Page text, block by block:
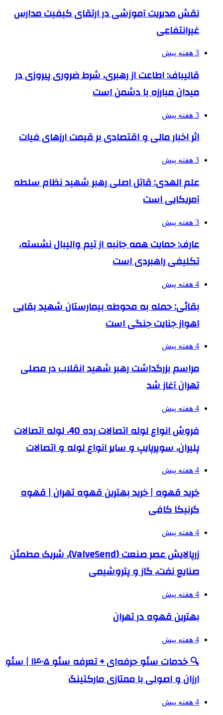
نقش مدیریت آموزشی در ارتقای کیفیت مدارس
غیرانتفاعی
3 هفته پیش
قالیباف: اطاعت از رهبری، شرط ضروری پیروزی در
میدان مبارزه با دشمن است
3 هفته پیش
اثر اخبار مالی و اقتصادی بر قیمت ارزهای فیات
3 هفته پیش
علم الهدی: قاتل اصلی رهبر شهید نظام سلطه
آمریکایی است
3 هفته پیش
عارف: حمایت همه جانبه از تیم والیبال نشسته،
تکلیفی راهبردی است
4 هفته پیش
بقائی: حمله به محوطه بیمارستان شهید بقایی
اهواز جنایت جنگی است
4 هفته پیش
مراسم بزرگداشت رهبر شهید انقلاب در مصلی
تهران آغاز شد
4 هفته پیش
فروش انواع لوله اتصالات رده 40، لوله اتصالات
پلیران، سوپرپایپ و سایر انواع لوله و اتصالات
4 هفته پیش
خرید قهوه | خرید بهترین قهوه تهران | قهوه
گرنیکا کافی
4 هفته پیش
زرپالایش عصر صنعت (ValveSend)، شریک مطمئن
صنایع نفت، گاز و پتروشیمی
4 هفته پیش
بهترین قهوه در تهران
4 هفته پیش
🔍 خدمات سئو حرفه‌ای + تعرفه سئو ۱۴۰۵ | سئو
ارزان و اصولی با ممتازی مارکتینگ
4 هفته پیش